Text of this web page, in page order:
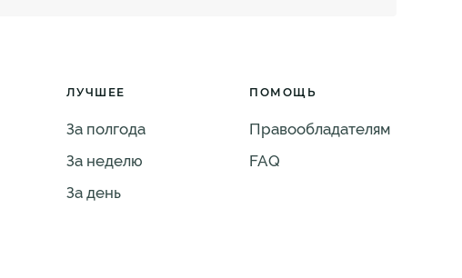
ЛУЧШЕЕ
За полгода
За неделю
За день
ПОМОЩЬ
Правообладателям
FAQ